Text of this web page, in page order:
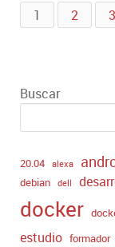
1 2 3
Buscar
20.04 alexa
debian dell
docker
estudio formador